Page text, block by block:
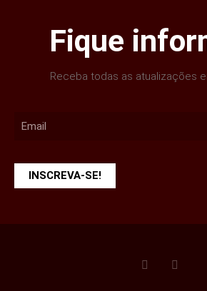
Fique
Receba todas as atualizações
INSCREVA-SE!